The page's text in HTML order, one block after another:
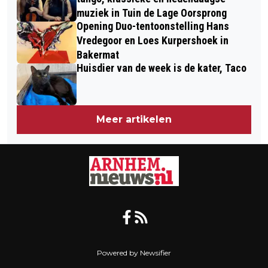
BRIL OF LENZENmuziek in Tuin de Lage Oorsprong
Opening Duo-tentoonstelling Hans
Vredegoor en Loes Kurpershoek in
Bakermat
Huisdier van de week is de kater, Taco
Meer artikelen
Powered by Newsifier